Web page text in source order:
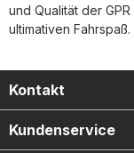
und Qualität der
ultimativen Fahrspaß.
Kontakt
Kundenservice